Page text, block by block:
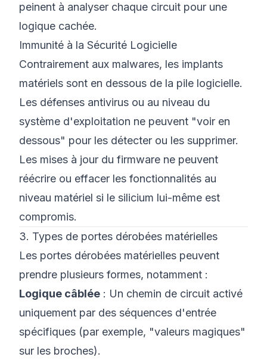
peinent à analyser chaque circuit pour une
logique cachée.
Immunité à la Sécurité Logicielle
Contrairement aux malwares, les implants
matériels sont en dessous de la pile logicielle.
Les défenses antivirus ou au niveau du
système d'exploitation ne peuvent "voir en
dessous" pour les détecter ou les supprimer.
Les mises à jour du firmware ne peuvent
réécrire ou effacer les fonctionnalités au
niveau matériel si le silicium lui-même est
compromis.
3. Types de portes dérobées matérielles
Les portes dérobées matérielles peuvent
prendre plusieurs formes, notamment :
Logique câblée : Un chemin de circuit activé
uniquement par des séquences d'entrée
spécifiques (par exemple, "valeurs magiques"
sur les broches).